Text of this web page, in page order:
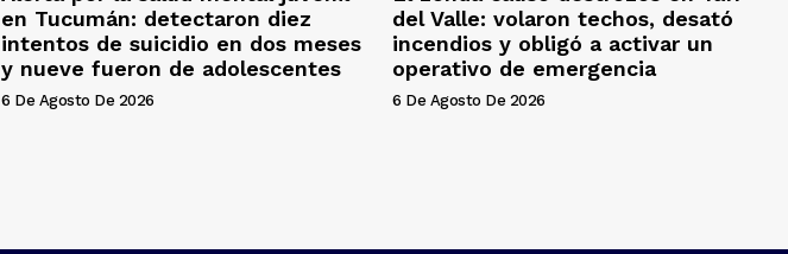
en Tucumán: detectaron diez
intentos de suicidio en dos meses
y nueve fueron de adolescentes
6 De Agosto De 2026
del Valle: volaron techos, desató
incendios y obligó a activar un
operativo de emergencia
6 De Agosto De 2026